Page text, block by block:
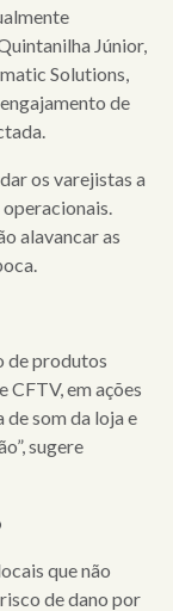
Júnior,
Solutions,
de
os varejistas a
alavancar as
de produtos
CFTV, em ações
som da loja e
sugere
que não
de dano por